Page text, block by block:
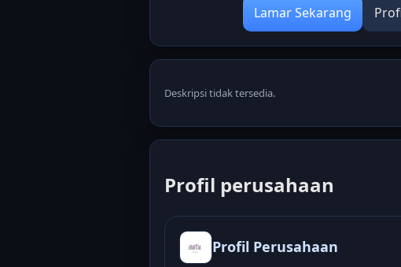
Lamar Sekarang
Deskripsi tidak tersedia.
Profil perusahaan
Profil Perusahaan